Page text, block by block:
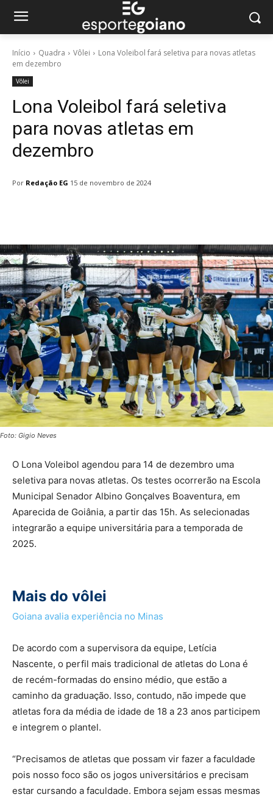
Início Quadra Vôlei
Lona Voleibol fará seletiva para novas atletas
em dezembro
Vôlei
Lona Voleibol fará seletiva
para novas atletas em
dezembro
Por Redação EG 15 de novembro de 2024
Foto: Gigio Neves
O Lona Voleibol agendou para 14 de dezembro uma
seletiva para novas atletas. Os testes ocorrerão na Escola
Municipal Senador Albino Gonçalves Boaventura, em
Aparecida de Goiânia, a partir das 15h. As selecionadas
integrarão a equipe universitária para a temporada de
2025.
Mais do vôlei
Goiana avalia experiência no Minas
De acordo com a supervisora da equipe, Letícia
Nascente, o perfil mais tradicional de atletas do Lona é
de recém-formadas do ensino médio, que estão a
caminho da graduação. Isso, contudo, não impede que
atletas fora da média de idade de 18 a 23 anos participem
e integrem o plantel.
“Precisamos de atletas que possam vir fazer a faculdade
pois nosso foco são os jogos universitários e precisam
estar cursando a faculdade. Embora sejam essas mesmas